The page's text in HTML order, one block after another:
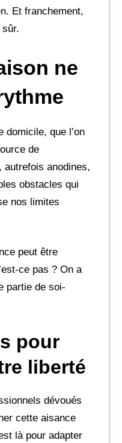
Et franchement,
ne
domicile, que l’on
de
anodines,
obstacles qui
nos limites
peut être
ce pas ? On a
partie de soi-
pour
liberté
dévoués
cette aisance
là pour adapter